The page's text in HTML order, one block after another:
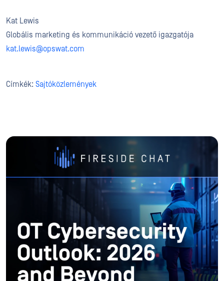
Kat Lewis
Globális marketing és kommunikáció vezető igazgatója
kat.lewis@opswat.com
Címkék: Sajtóközlemények